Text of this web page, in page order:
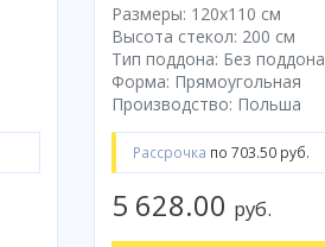
Размеры: 120x110 cм
Высота стекол: 200 см
Тип поддона: Без поддона
Форма: Прямоугольная
Производство: Польша
Рассрочка по 703.50 руб.
5 628.00 руб.